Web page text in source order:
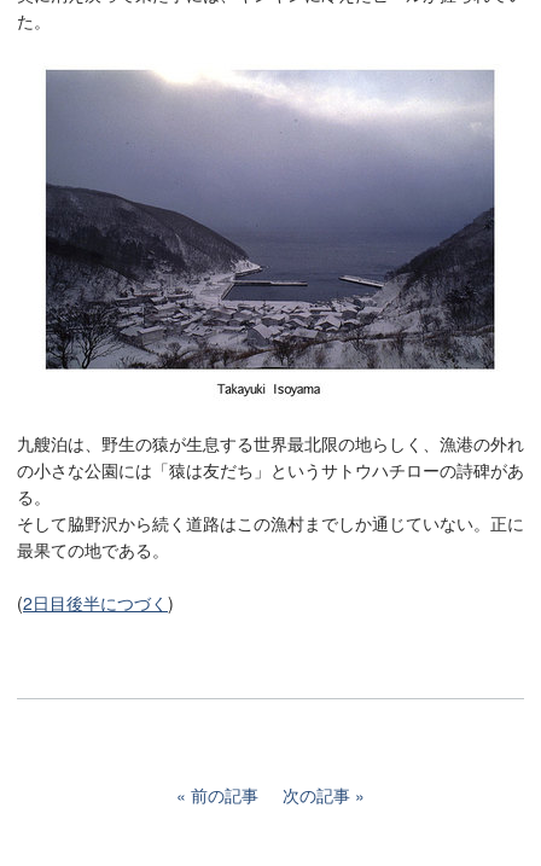
た。
九艘泊は、野生の猿が生息する世界最北限の地らしく、漁港の外れ
の小さな公園には「猿は友だち」というサトウハチローの詩碑があ
る。
そして脇野沢から続く道路はこの漁村までしか通じていない。正に
最果ての地である。
(2日目後半につづく )
前の記事 次の記事